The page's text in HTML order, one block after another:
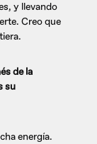
y llevando
Creo que
de la
su
energía.